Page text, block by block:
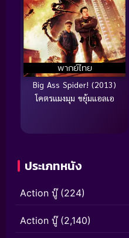
พากย์ไทย
Big Ass Spider! (2013)
โคตรแมงมุม ขยุ้มแอลเอ
ประเภทหนัง
Action บู๊(224)
Action บู๊(2,140)